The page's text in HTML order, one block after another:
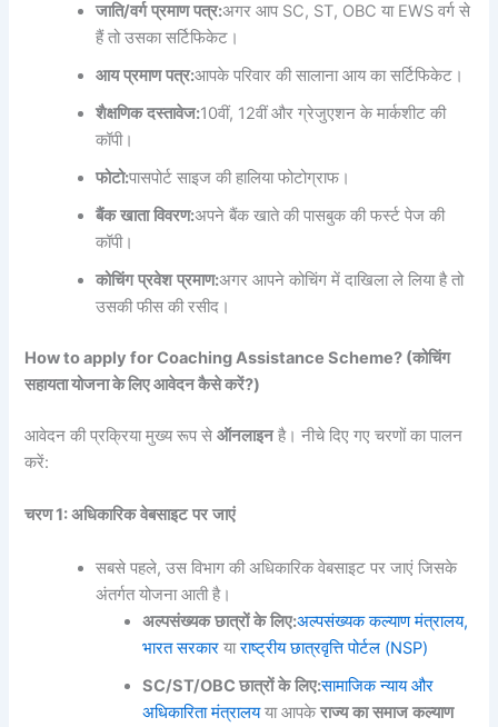
जाति/वर्ग प्रमाण पत्र:अगर आप SC, ST, OBC या EWS वर्ग से
हैं तो उसका सर्टिफिकेट।
आय प्रमाण पत्र:आपके परिवार की सालाना आय का सर्टिफिकेट।
शैक्षणिक दस्तावेज:10वीं, 12वीं और ग्रेजुएशन के मार्कशीट की
कॉपी।
फोटो:पासपोर्ट साइज की हालिया फोटोग्राफ।
बैंक खाता विवरण:अपने बैंक खाते की पासबुक की फर्स्ट पेज की
कॉपी।
कोचिंग प्रवेश प्रमाण:अगर आपने कोचिंग में दाखिला ले लिया है तो
उसकी फीस की रसीद।
How to apply for Coaching Assistance Scheme? (कोचिंग
सहायता योजना के लिए आवेदन कैसे करें?)
आवेदन की प्रक्रिया मुख्य रूप सेऑनलाइनहै। नीचे दिए गए चरणों का पालन
करें:
चरण1:अधिकारिक वेबसाइट पर जाएं
सबसे पहले, उस विभाग की अधिकारिक वेबसाइट पर जाएं जिसके
अंतर्गत योजना आती है।
अल्पसंख्यक छात्रों के लिए:अल्पसंख्यक कल्याण मंत्रालय,
भारत सरकार याराष्ट्रीय छात्रवृत्ति पोर्टल (NSP)
SC/ST/OBCछात्रों के लिए:सामाजिक न्याय और
अधिकारिता मंत्रालयया आपकेराज्य का समाज कल्याण